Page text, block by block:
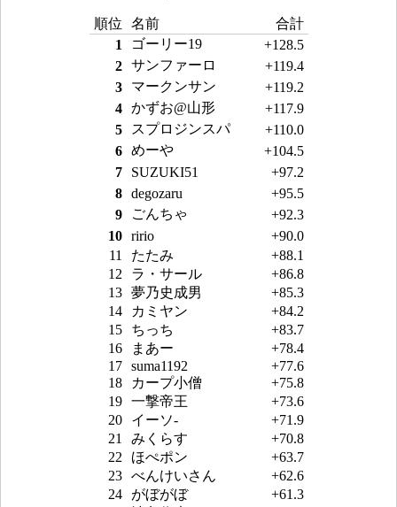
順位 名前
合計
1
ゴーリー19
+128.5
2
サンファーロ
+119.4
3
マークンサン
+119.2
4
かずお@山形
+117.9
5
スプロジンスパ
+110.0
6
めーや
+104.5
7
SUZUKI51
+97.2
8
degozaru
+95.5
9
ごんちゃ
+92.3
10
ririo
+90.0
11
たたみ
+88.1
12
ラ・サール
+86.8
13
夢乃史成男
+85.3
14
カミヤン
+84.2
15
ちっち
+83.7
16
まあー
+78.4
17
suma1192
+77.6
18
カープ小僧
+75.8
19
一撃帝王
+73.6
20
イーソ-
+71.9
21
みくらす
+70.8
22
ほぺポン
+63.7
23
べんけいさん
+62.6
24
がぼがぼ
+61.3